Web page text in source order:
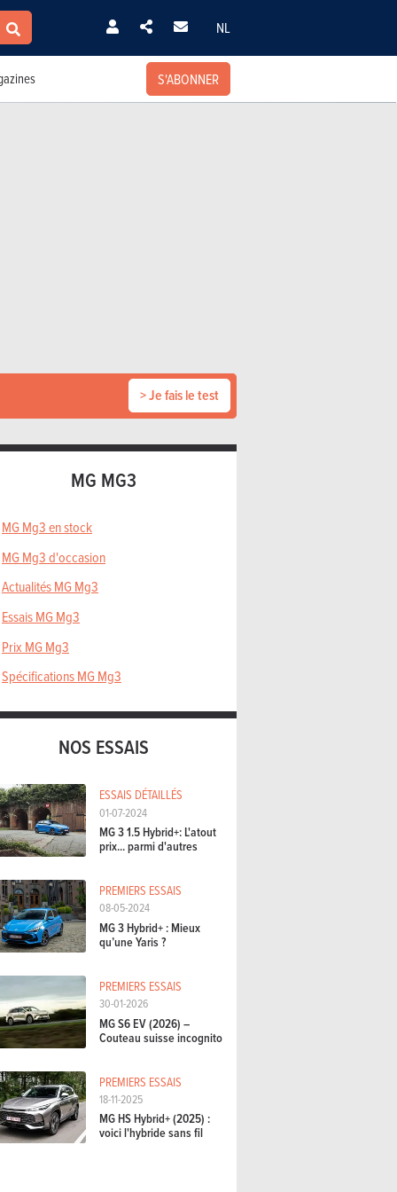
NL
S'ABONNER
> Je fais le test
MG MG3
MG Mg3 en stock
MG Mg3 d'occasion
Actualités MG Mg3
Essais MG Mg3
Prix MG Mg3
Spécifications MG Mg3
NOS ESSAIS
ESSAIS DÉTAILLÉS
01-07-2024
MG 3 1.5 Hybrid+: L'atout
prix... parmi d'autres
PREMIERS ESSAIS
08-05-2024
MG 3 Hybrid+ : Mieux
qu’une Yaris ?
PREMIERS ESSAIS
30-01-2026
MG S6 EV (2026) –
Couteau suisse incognito
PREMIERS ESSAIS
18-11-2025
MG HS Hybrid+ (2025) :
voici l'hybride sans fil